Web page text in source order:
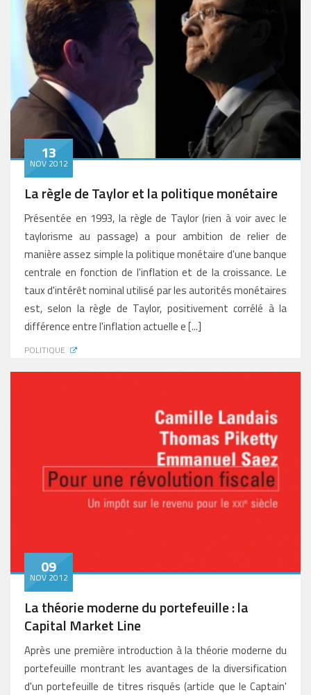
13
NOV 2012
La règle de Taylor et la politique monétaire
Présentée en 1993, la règle de Taylor (rien à voir avec le
taylorisme au passage) a pour ambition de relier de
manière assez simple la politique monétaire d'une banque
centrale en fonction de l'inflation et de la croissance. Le
taux d'intérêt nominal utilisé par les autorités monétaires
est, selon la règle de Taylor, positivement corrélé à la
différence entre l'inflation actuelle e [...]
POLITIQUE
09
NOV 2012
La théorie moderne du portefeuille : la
Capital Market Line
Après une première introduction à la théorie moderne du
portefeuille montrant les avantages de la diversification
d'un portefeuille de titres risqués (article que le Captain'